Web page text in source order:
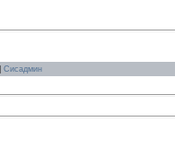
Сисадмин